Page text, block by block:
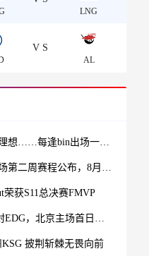
LNG
VS
AL
那一年阿宾的高中成绩并不理想……每逢bin出场一定会有这个弹幕！
BLG粉丝别错过！上海iG主场第二周赛程公布，8月1日迎来JDG焦点战
荣获S11总决赛FMVP
JDG主场力克LGD，TES零封EDG，北京主场首日赛果与次日赛程一览
披荆斩棘无畏向前